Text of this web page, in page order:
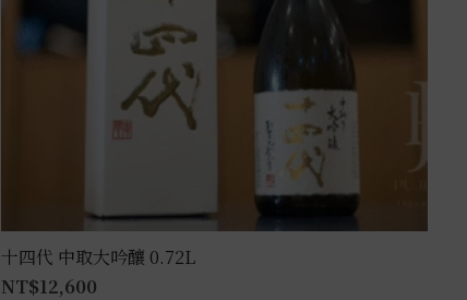
十四代 中取大吟釀 0.72L
NT$12,600